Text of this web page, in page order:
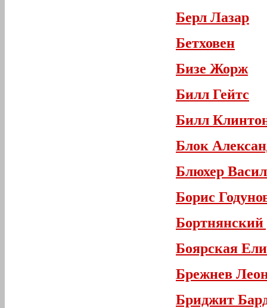
Берл Лазар
Бетховен
Бизе Жорж
Билл Гейтс
Билл
Блок
Блюхер
Борис
Боярская
Брежнев
Бриджит